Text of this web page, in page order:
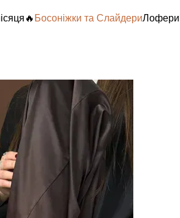
Босоніжки та СлайдериЛофери